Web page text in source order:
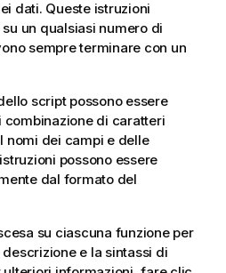
dati. Queste istruzioni
un qualsiasi numero di
sempre terminare con un
script possono essere
combinazione di caratteri
nomi dei campi e delle
possono essere
dal formato del
su ciascuna funzione per
e la sintassi di